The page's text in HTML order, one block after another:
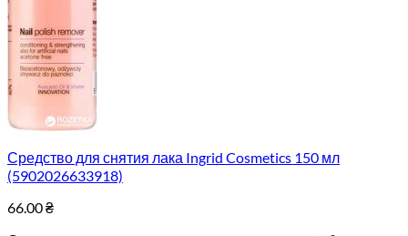
Средство для снятия лака Ingrid Cosmetics 150 мл
(5902026633918)
66.00₴